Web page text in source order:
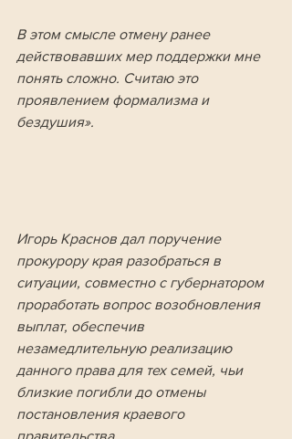
В этом смысле отмену ранее
действовавших мер поддержки мне
понять сложно. Считаю это
проявлением формализма и
бездушия».
Игорь Краснов дал поручение
прокурору края разобраться в
ситуации, совместно с губернатором
проработать вопрос возобновления
выплат, обеспечив
незамедлительную реализацию
данного права для тех семей, чьи
близкие погибли до отмены
постановления краевого
правительства.